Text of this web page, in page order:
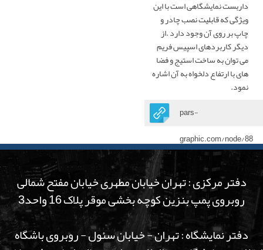
استند تبلیغاتی
لایت باکس
سایر محصولات
غرفه سازی نمایشکاه
گالری نمایشگاه
تقویم نمایشگاه
وبلاگ
درباره ما
داربست نمایشگاهی است با این
ویژگی که قابلیت نصب چادر و
چاپ بر روی آن وجود دارد .از
دیگر کاربردهای اسپیس فریم
می توان به ساخت استیج و فضا
های با ارتفاع دلخواه به آن اشاره
نمود.
pars-
graphic.com/node/88
دفتر مرکزی : تهران خیابان مطهری خیابان مفتح شمالی
روبروی پمپ بنزین کوچه بخشی موقر پلاک 16 واحد3
دفتر نمایشگاه : تهران - خیابان سئول - روبروی باشگاه